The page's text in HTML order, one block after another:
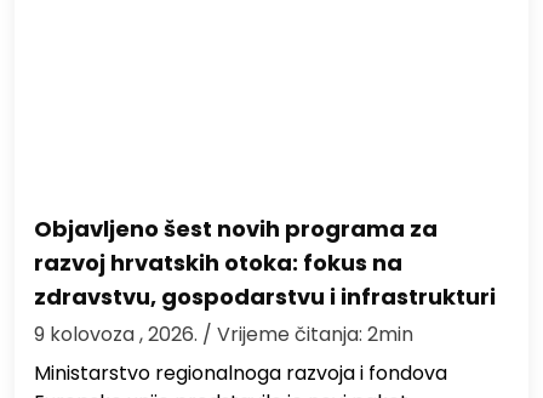
Objavljeno šest novih programa za
razvoj hrvatskih otoka: fokus na
zdravstvu, gospodarstvu i infrastrukturi
9 kolovoza , 2026. / Vrijeme čitanja: 2min
Ministarstvo regionalnoga razvoja i fondova